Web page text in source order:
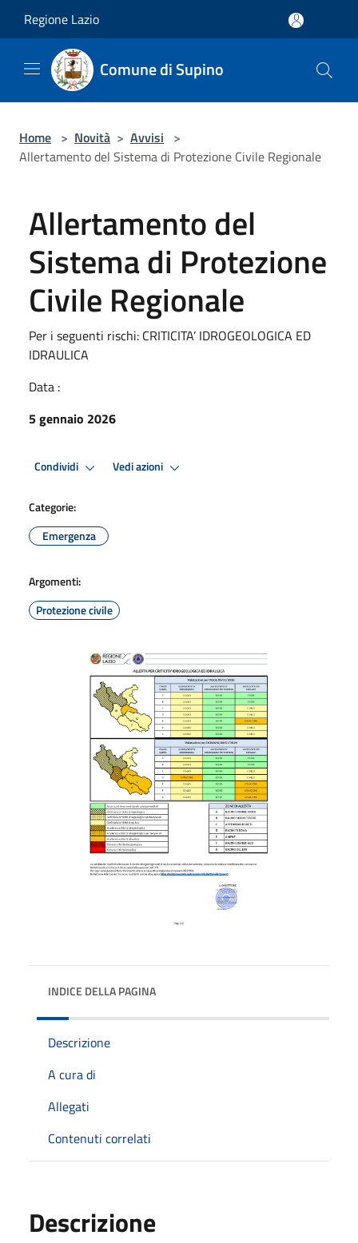
Regione Lazio
Comune di Supino
Home > Novità > Avvisi >
Allertamento del Sistema di Protezione Civile Regionale
Allertamento del
Sistema di Protezione
Civile Regionale
Per i seguenti rischi: CRITICITA’ IDROGEOLOGICA ED
IDRAULICA
Data :
5 gennaio 2026
Condividi Vedi azioni
Categorie:
Emergenza
Argomenti:
Protezione civile
INDICE DELLA PAGINA
Descrizione
A cura di
Allegati
Contenuti correlati
Descrizione